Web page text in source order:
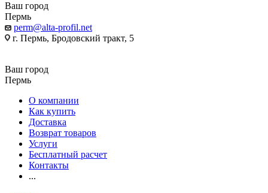
Ваш город
Пермь
perm@alta-profil.net
г. Пермь, Бродовский тракт, 5
Ваш город
Пермь
О компании
Как купить
Доставка
Возврат товаров
Услуги
Бесплатный расчет
Контакты
...